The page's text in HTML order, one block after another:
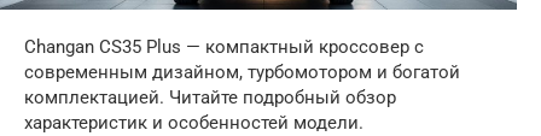
Changan CS35 Plus — компактный кроссовер с
современным дизайном, турбомотором и богатой
комплектацией. Читайте подробный обзор
характеристик и особенностей модели.